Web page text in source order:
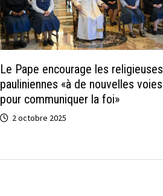
Le Pape encourage les religieuses
pauliniennes «à de nouvelles voies
pour communiquer la foi»
2 octobre 2025